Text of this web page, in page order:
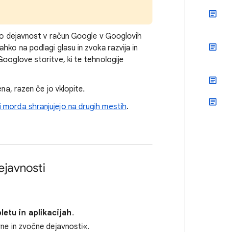
dejavnost v račun Google v Googlovih
na podlagi glasu in zvoka razvija in
storitve, ki te tehnologije
razen če jo vklopite.
shranjujejo na drugih mestih.
in aplikacijah.
in zvočne dejavnosti«.